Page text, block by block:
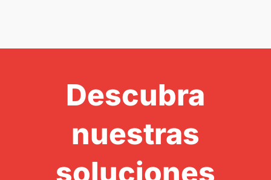
Descubra
nuestras
soluciones